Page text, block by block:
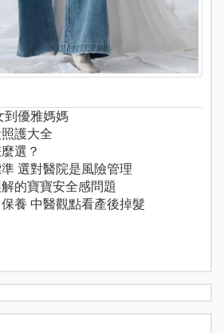
到優雅媽媽
護大全
選？
選對醫院是風險管理
的寶寶安全感問題
養 中醫觀點看產後掉髮